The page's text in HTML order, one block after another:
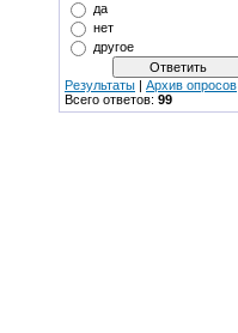
да
нет
другое
Результаты | Архив опросов
Всего ответов: 99